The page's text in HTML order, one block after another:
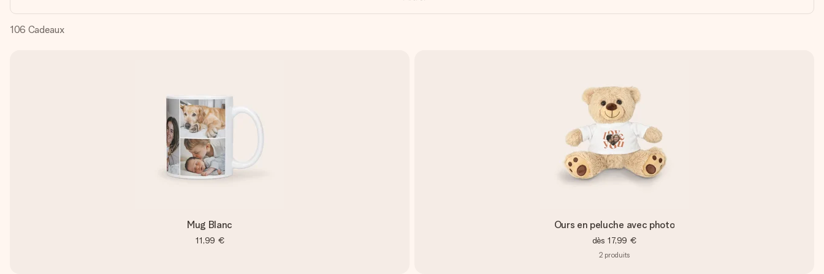
106 Cadeaux
Mug Blanc
11,99 €
Ours en peluche avec photo
dès 17,99 €
2 produits